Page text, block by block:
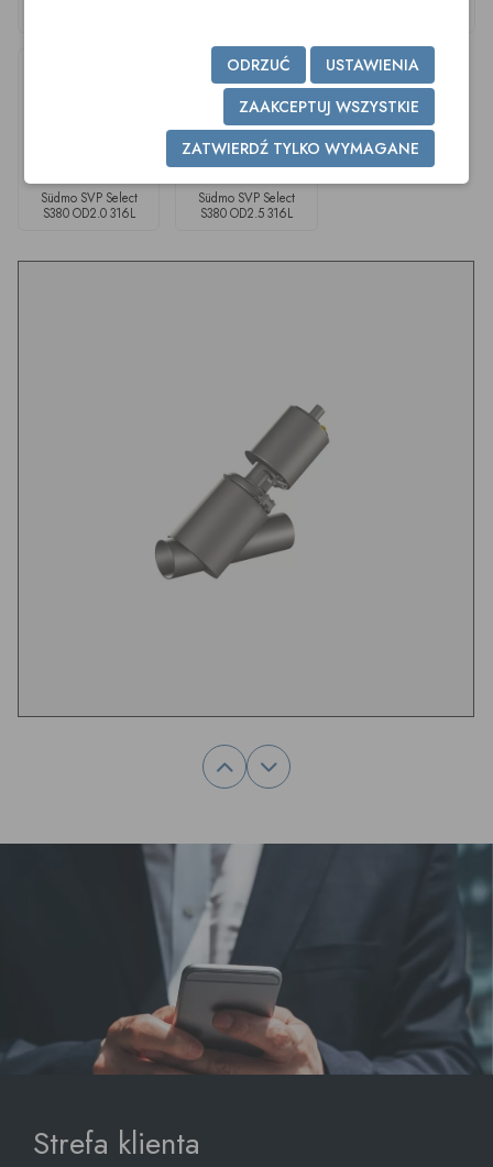
Südmo SVP Select
S380 OD2.0 316L
Südmo SVP Select
S380 OD2.5 316L
Strefa klienta
USTAWIENIA
ODRZUĆ
ZAAKCEPTUJ WSZYSTKIE
ZATWIERDŹ TYLKO WYMAGANE